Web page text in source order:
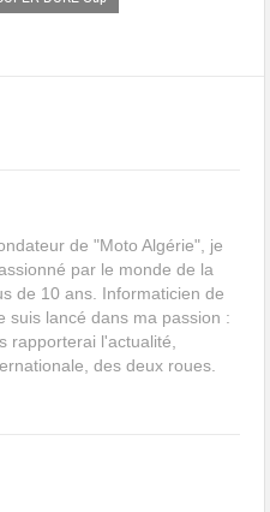
de "Moto Algérie", je
par le monde de la
de 10 ans. Informaticien de
suis lancé dans ma passion :
rapporterai l'actualité,
des deux roues.